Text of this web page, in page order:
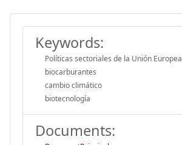
Keywords:
Políticas sectoriales de la Unión Europea
biocarburantes
cambio climático
biotecnología
Documents: